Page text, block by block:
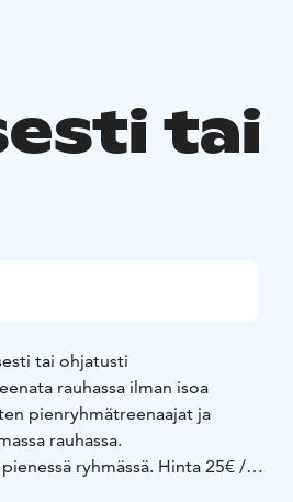
tai
tai ohjatusti
rauhassa ilman isoa
pienryhmätreenaajat ja
rauhassa.
ryhmässä. Hinta 25€ /